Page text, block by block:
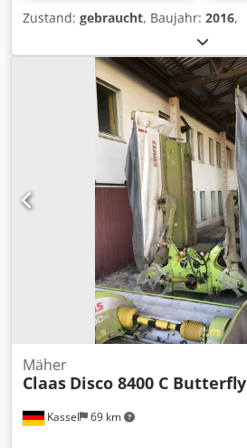
Zustand: gebraucht, Baujahr: 2016,
Kassel 69 km
Mäher
Claas Disco 8400 C Butterfly